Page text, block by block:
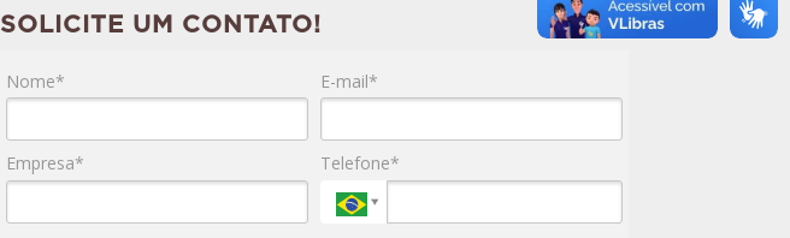
SOLICITE UM CONTATO!
Nome* E-mail*
Empresa* Telefone*